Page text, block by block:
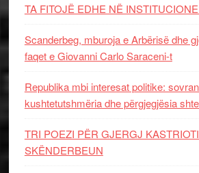
TA FITOJË EDHE NË
Scanderbeg, mburoja e Arbërisë dhe
faqet e Giovanni Carlo Saraceni-t
Republika mbi interesat politike:
kushtetutshmëria dhe përgjegjësia
TRI POEZI PËR GJERGJ
SKËNDERBEUN